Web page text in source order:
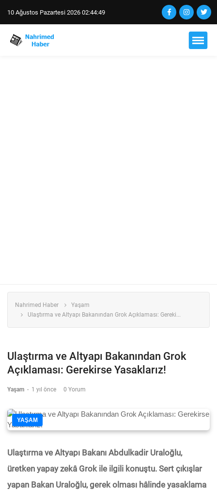
10 Ağustos Pazartesi 2026 02:44:50
Nahrimed Haber
Yaşam
Ulaştırma ve Altyapı Bakanından Grok Açıklaması: Gereki...
Ulaştırma ve Altyapı Bakanından Grok
Açıklaması: Gerekirse Yasaklarız!
Yaşam - 1 yıl önce 0 Yorum
YAŞAM
Ulaştırma ve Altyapı Bakanı Abdulkadir Uraloğlu,
üretken yapay zekâ Grok ile ilgili konuştu. Sert çıkışlar
yapan Bakan Uraloğlu, gerek olması hâlinde yasaklama